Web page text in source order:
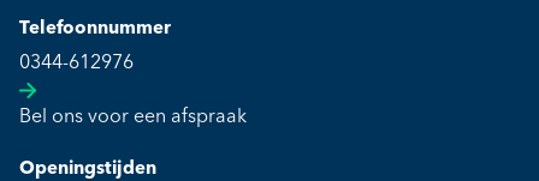
Telefoonnummer
0344-612976
Bel ons voor een afspraak
Openingstijden